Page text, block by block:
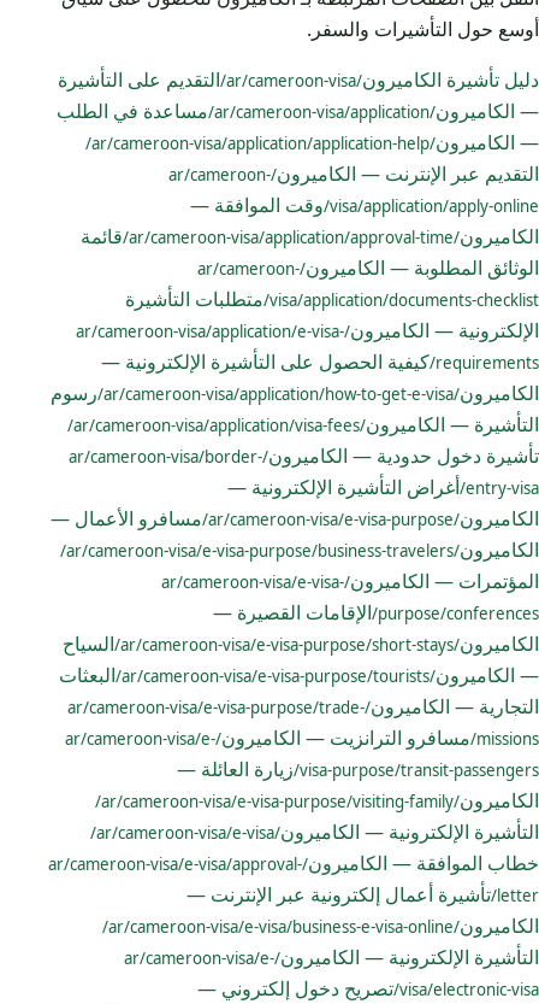
أوسع حول التأشيرات والسفر.
دليل تأشيرة الكاميرون/ar/cameroon-visa/
التقديم على التأشيرة
— الكاميرون/ar/cameroon-visa/application/
مساعدة في الطلب
— الكاميرون/ar/cameroon-visa/application/application-help/
التقديم عبر الإنترنت — الكاميرون /ar/cameroon-
visa/application/apply-online/ وقت الموافقة —
الكاميرون/ar/cameroon-visa/application/approval-time/
قائمة
الوثائق المطلوبة — الكاميرون /ar/cameroon-
visa/application/documents-checklist/ متطلبات التأشيرة
الإلكترونية — الكاميرون /ar/cameroon-visa/application/e-visa-
requirements/ كيفية الحصول على التأشيرة الإلكترونية —
الكاميرون/ar/cameroon-visa/application/how-to-get-e-visa/
رسوم
التأشيرة — الكاميرون/ar/cameroon-visa/application/visa-fees/
تأشيرة دخول حدودية — الكاميرون /ar/cameroon-visa/border-
entry-visa/ أغراض التأشيرة الإلكترونية —
الكاميرون/ar/cameroon-visa/e-visa-purpose/
مسافرو الأعمال —
الكاميرون/ar/cameroon-visa/e-visa-purpose/business-travelers/
المؤتمرات — الكاميرون /ar/cameroon-visa/e-visa-
purpose/conferences/ الإقامات القصيرة —
الكاميرون/ar/cameroon-visa/e-visa-purpose/short-stays/
السياح
— الكاميرون/ar/cameroon-visa/e-visa-purpose/tourists/
البعثات
التجارية — الكاميرون /ar/cameroon-visa/e-visa-purpose/trade-
missions/ مسافرو الترانزيت — الكاميرون /ar/cameroon-visa/e-
visa-purpose/transit-passengers/ زيارة العائلة —
الكاميرون/ar/cameroon-visa/e-visa-purpose/visiting-family/
التأشيرة الإلكترونية — الكاميرون/ar/cameroon-visa/e-visa/
خطاب الموافقة — الكاميرون /ar/cameroon-visa/e-visa/approval-
letter/ تأشيرة أعمال إلكترونية عبر الإنترنت —
الكاميرون/ar/cameroon-visa/e-visa/business-e-visa-online/
التأشيرة الإلكترونية — الكاميرون /ar/cameroon-visa/e-
visa/electronic-visa/ تصريح دخول إلكتروني —